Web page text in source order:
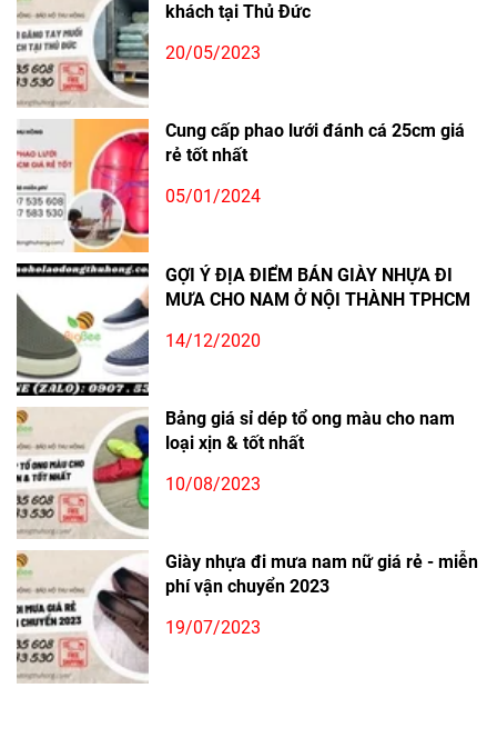
khách tại Thủ Đức
20/05/2023
Cung cấp phao lưới đánh cá 25cm giá
rẻ tốt nhất
05/01/2024
GỢI Ý ĐỊA ĐIỂM BÁN GIÀY NHỰA ĐI
MƯA CHO NAM Ở NỘI THÀNH TPHCM
14/12/2020
Bảng giá sỉ dép tổ ong màu cho nam
loại xịn & tốt nhất
10/08/2023
Giày nhựa đi mưa nam nữ giá rẻ - miễn
phí vận chuyển 2023
19/07/2023